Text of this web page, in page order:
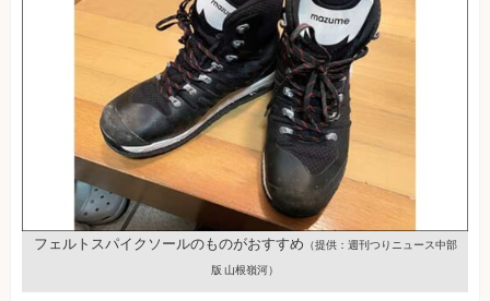
フェルトスパイクソールのものがおすすめ （提供：週刊つりニュース中部
版 山根嶺河）